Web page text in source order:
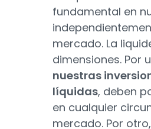
fundamental en
mercado. La
dimensiones. Por
nuestras
líquidas, deben
en cualquier
mercado. Por